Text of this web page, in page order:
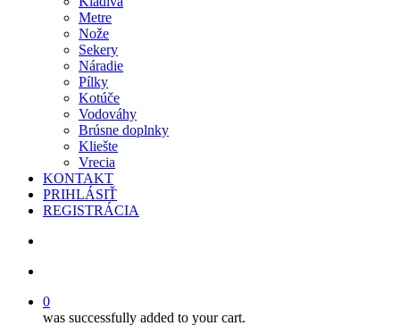
Metre
Nože
Sekery
Náradie
Pílky
Kotúče
Vodováhy
Brúsne doplnky
Kliešte
Vrecia
KONTAKT
PRIHLÁSIŤ
REGISTRÁCIA
0
was successfully added to your cart.